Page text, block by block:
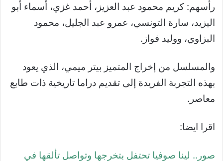
رأسهم: كريم محمود عبد العزيز، أحمد غزي، أسماء أبو
اليزيد، سارة التونسي، عمرو عبد الجليل، محمود
البزاوي، ووليد فواز.
والمسلسل من إخراج المتميز بيتر ميمي، الذي يعود
بهذه التجربة الفريدة إلى تقديم دراما تاريخية ذات طابع
معاصر.
اقرا ايضا:
صور.. لينا صوفيا تحتفل بتخرجها وتواصل تألقها في